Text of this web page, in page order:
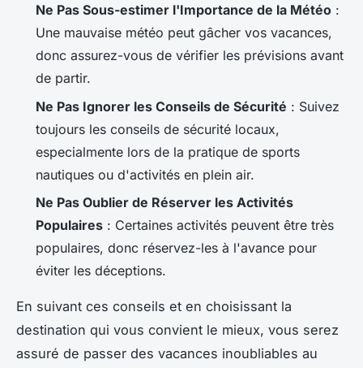
Ne Pas Sous-estimer l'Importance de la Météo :
Une mauvaise météo peut gâcher vos vacances,
donc assurez-vous de vérifier les prévisions avant
de partir.
Ne Pas Ignorer les Conseils de Sécurité : Suivez
toujours les conseils de sécurité locaux,
especialmente lors de la pratique de sports
nautiques ou d'activités en plein air.
Ne Pas Oublier de Réserver les Activités
Populaires : Certaines activités peuvent être très
populaires, donc réservez-les à l'avance pour
éviter les déceptions.
En suivant ces conseils et en choisissant la
destination qui vous convient le mieux, vous serez
assuré de passer des vacances inoubliables au